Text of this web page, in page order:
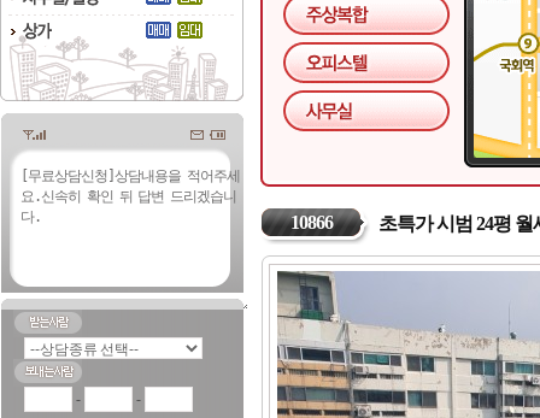
- -
10866 초특가 시범 24평 월